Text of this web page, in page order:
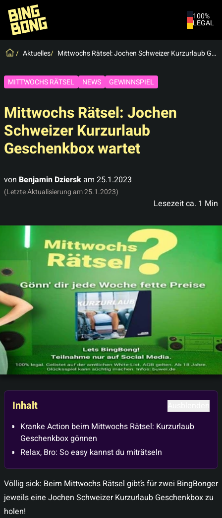
100%
LEGAL
Spiele
Neuigkeiten
Live-Chat
Mitgliedschaft kündigen
Aktuelles Mittwochs Rätsel: Jochen Schweizer Kurzurlaub Geschenkbox wartet
MITTWOCHS RÄTSEL NEWS GEWINNSPIEL
Mittwochs Rätsel: Jochen
Schweizer Kurzurlaub
Geschenkbox wartet
von Benjamin Dzierskam 25.1.2023
(Letzte Aktualisierung am25.1.2023)
Lesezeit ca. 1 Min
Inhalt
Kranke Action beim Mittwochs Rätsel: Kurzurlaub
Geschenkbox gönnen
Relax, Bro: So easy kannst du miträtseln
Völlig sick: Beim Mittwochs Rätsel gibt’s für zwei BingBonger
jeweils eine Jochen Schweizer Kurzurlaub Geschenkbox zu
holen!